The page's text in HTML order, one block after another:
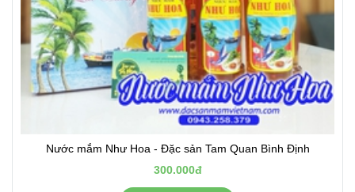
Nước mắm Như Hoa - Đặc sản Tam Quan Bình Định
300.000đ